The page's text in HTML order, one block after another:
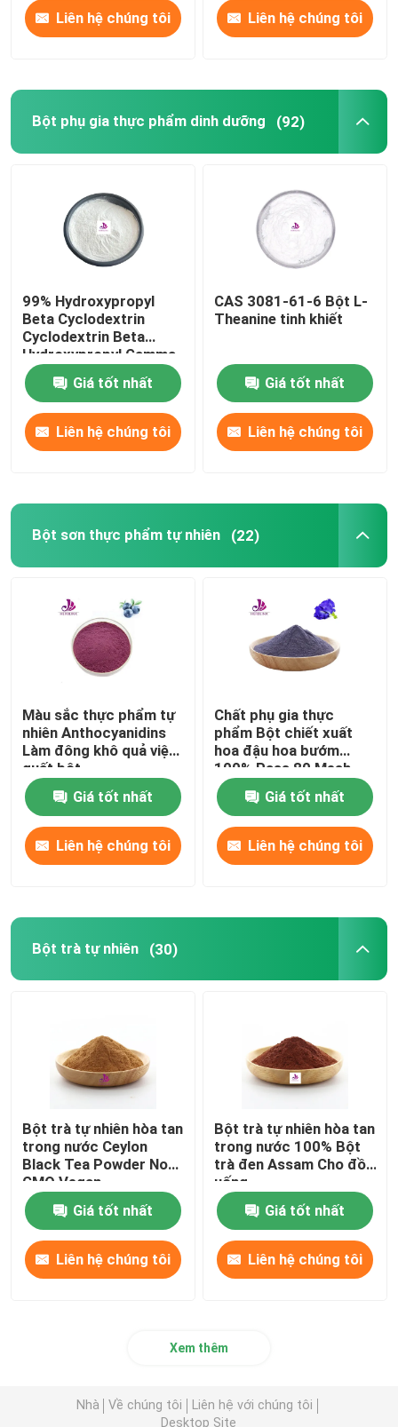
Trang chủ
Video
Tham quan nhà máy
Kiểm soát chất lượng
Liên hệ chúng tôi
Tin tức
Yêu cầu báo giá
Chiết xuất thực vật tự nhiên
Bột trái cây và rau
Bột phụ gia thực phẩm dinh dưỡng
Bột sơn thực phẩm tự nhiên
Bột trà tự nhiên
Vitamin axit amin
Protein và Peptide
Bột Probiotics
Phụ lục OEM
Liên hệ chúng tôi Liên hệ chúng tôi
Bột phụ gia thực phẩm dinh dưỡng (92)
99% Hydroxypropyl
Beta Cyclodextrin
Cyclodextrin Beta
Hydroxypropyl Gamma
Cyclodextrin
Giá tốt nhất
Liên hệ chúng tôi
CAS 3081-61-6 Bột L-
Theanine tinh khiết
Giá tốt nhất
Liên hệ chúng tôi
Bột sơn thực phẩm tự nhiên (22)
Màu sắc thực phẩm tự
nhiên Anthocyanidins
Làm đông khô quả việt
quất bột
Giá tốt nhất
Liên hệ chúng tôi
Chất phụ gia thực
phẩm Bột chiết xuất
hoa đậu hoa bướm
100% Pass 80 Mesh
Giá tốt nhất
Liên hệ chúng tôi
Bột trà tự nhiên (30)
Bột trà tự nhiên hòa tan
trong nước Ceylon
Black Tea Powder Non
GMO Vegan
Giá tốt nhất
Liên hệ chúng tôi
Bột trà tự nhiên hòa tan
trong nước 100% Bột
trà đen Assam Cho đồ
uống
Giá tốt nhất
Liên hệ chúng tôi
Xem thêm
Nhà Về chúng tôi
Liên hệ với chúng tôi
Desktop Site